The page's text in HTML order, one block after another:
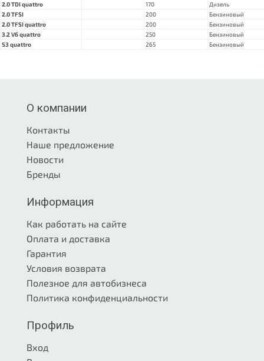
2.0 TDI quattro
170
Дизель
2.0 TFSI
200
Бензиновый
2.0 TFSI quattro
200
Бензиновый
3.2 V6 quattro
250
Бензиновый
S3 quattro
265 Бензиновый
О компании
Контакты
Наше предложение
Новости
Бренды
Информация
Как работать на сайте
Оплата и доставка
Гарантия
Условия возврата
Полезное для автобизнеса
Политика конфиденциальности
Профиль
Вход